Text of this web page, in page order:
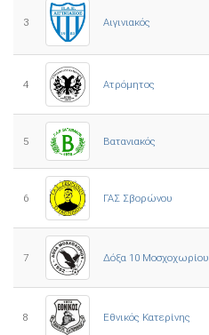
3 Αιγινιακός
4 Ατρόμητος
5 Βατανιακός
6 ΓΑΣ Σβορώνου
7 Δόξα 10 Μοσχοχωρίου
8 Εθνικός Κατερίνης